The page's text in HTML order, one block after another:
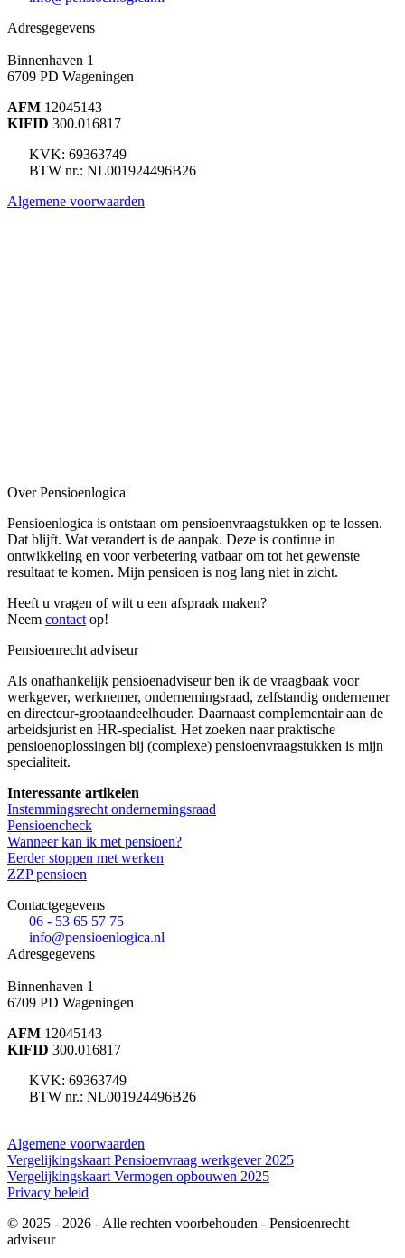
Adresgegevens
Binnenhaven 1
6709 PD Wageningen
AFM 12045143
KIFID 300.016817
KVK: 69363749
BTW nr.: NL001924496B26
Algemene voorwaarden
Over Pensioenlogica
Pensioenlogica is ontstaan om pensioenvraagstukken op te lossen.
Dat blijft. Wat verandert is de aanpak. Deze is continue in
ontwikkeling en voor verbetering vatbaar om tot het gewenste
resultaat te komen. Mijn pensioen is nog lang niet in zicht.
Heeft u vragen of wilt u een afspraak maken?
Neem contact op!
Pensioenrecht adviseur
Als onafhankelijk pensioenadviseur ben ik de vraagbaak voor
werkgever, werknemer, ondernemingsraad, zelfstandig ondernemer
en directeur-grootaandeelhouder. Daarnaast complementair aan de
arbeidsjurist en HR-specialist. Het zoeken naar praktische
pensioenoplossingen bij (complexe) pensioenvraagstukken is mijn
specialiteit.
Interessante artikelen
Instemmingsrecht ondernemingsraad
Pensioencheck
Wanneer kan ik met pensioen?
Eerder stoppen met werken
ZZP pensioen
Contactgegevens
06 - 53 65 57 75
info@pensioenlogica.nl
Adresgegevens
Binnenhaven 1
6709 PD Wageningen
AFM 12045143
KIFID 300.016817
KVK: 69363749
BTW nr.: NL001924496B26
Algemene voorwaarden
Vergelijkingskaart Pensioenvraag werkgever 2025
Vergelijkingskaart Vermogen opbouwen 2025
Privacy beleid
© 2025 - 2026 - Alle rechten voorbehouden - Pensioenrecht
adviseur